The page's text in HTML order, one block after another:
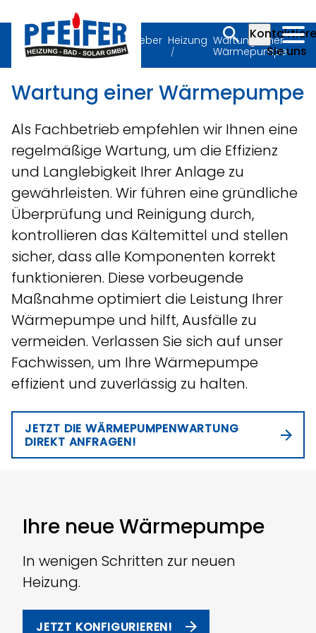
Sie uns
Pfeifer Heizung Bad
Solar GmbH
Ratgeber Heizung Wartung einer
Wärmepumpe
Wartung einer Wärmepumpe
Als Fachbetrieb empfehlen wir Ihnen eine
regelmäßige Wartung, um die Effizienz
und Langlebigkeit Ihrer Anlage zu
gewährleisten. Wir führen eine gründliche
Überprüfung und Reinigung durch,
kontrollieren das Kältemittel und stellen
sicher, dass alle Komponenten korrekt
funktionieren. Diese vorbeugende
Maßnahme optimiert die Leistung Ihrer
Wärmepumpe und hilft, Ausfälle zu
vermeiden. Verlassen Sie sich auf unser
Fachwissen, um Ihre Wärmepumpe
effizient und zuverlässig zu halten.
JETZT DIE WÄRMEPUMPENWARTUNG
DIREKT ANFRAGEN!
Ihre neue Wärmepumpe
In wenigen Schritten zur neuen
Heizung.
JETZT KONFIGURIEREN!